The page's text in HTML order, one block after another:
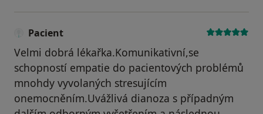
Pacient
Velmi dobrá lékařka.Komunikativní,se
schopností empatie do pacientových problémů
mnohdy vyvolaných stresujícím
onemocněním.Uvážlivá dianoza s případným